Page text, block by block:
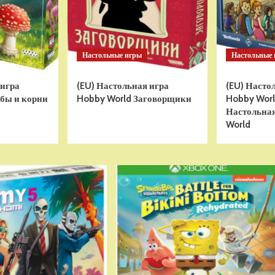
и корни
Настольные игры
(EU) Настольная игра
Hobby World Заговорщики
Настольные
(EU)
Hobby
World